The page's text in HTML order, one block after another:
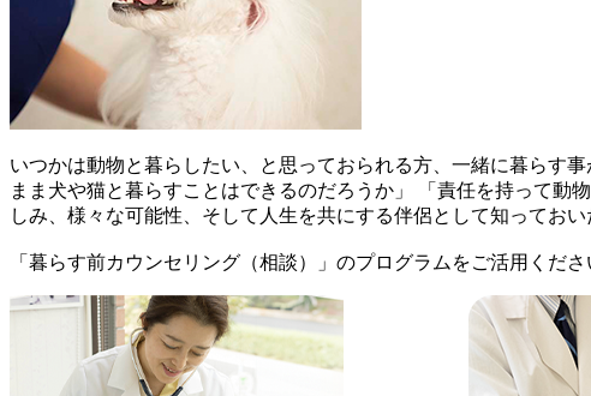
いつかは動物と暮らしたい、と思っておられる方、一緒に暮らす
まま犬や猫と暮らすことはできるのだろうか」 「責任を持って動
しみ、様々な可能性、そして人生を共にする伴侶として知っておい
「暮らす前カウンセリング（相談）」のプログラムをご活用くだ